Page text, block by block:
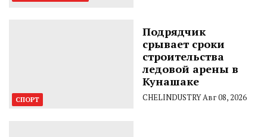
СПОРТ
Подрядчик
срывает сроки
строительства
ледовой арены в
Кунашаке
CHELINDUSTRYАвг 08, 2026